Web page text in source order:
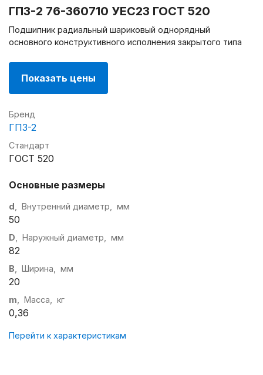
ГПЗ-2 76-360710 УЕС23 ГОСТ 520
Подшипник радиальный шариковый однорядный
основного конструктивного исполнения закрытого типа
Показать цены
Бренд
ГПЗ-2
Стандарт
ГОСТ 520
Основные размеры
d , Внутренний диаметр, мм
50
D , Наружный диаметр, мм
82
B , Ширина, мм
20
m , Масса, кг
0,36
Перейти к характеристикам